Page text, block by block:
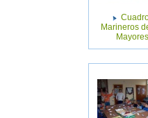
Marineros
Mayores